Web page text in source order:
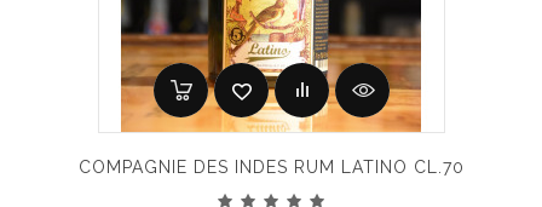
COMPAGNIE DES INDES RUM LATINO CL.70